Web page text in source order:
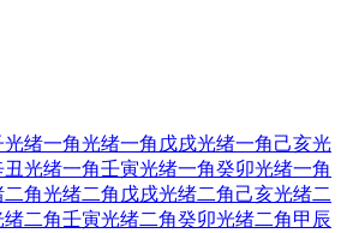
光绪一角光绪一角戊戌光绪一角己亥光
光绪一角壬寅光绪一角癸卯光绪一角
角光绪二角戊戌光绪二角己亥光绪二
绪二角壬寅光绪二角癸卯光绪二角甲辰